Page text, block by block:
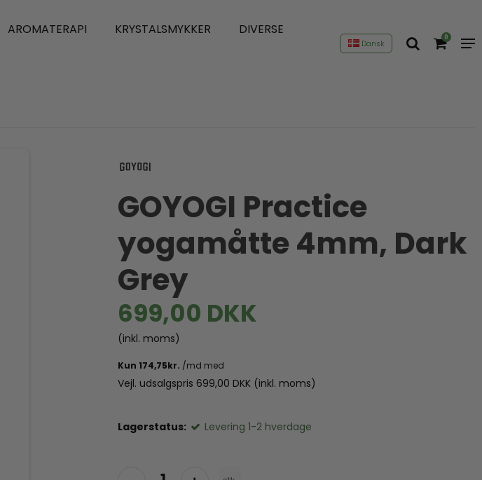
AROMATERAPI KRYSTALSMYKKER
DIVERSE
Dansk
0
GOYOGI Practice
yogamåtte 4mm, Dark
Grey
699,00 DKK
(inkl. moms)
Vejl. udsalgspris 699,00 DKK (inkl. moms)
Lagerstatus: Levering 1-2 hverdage